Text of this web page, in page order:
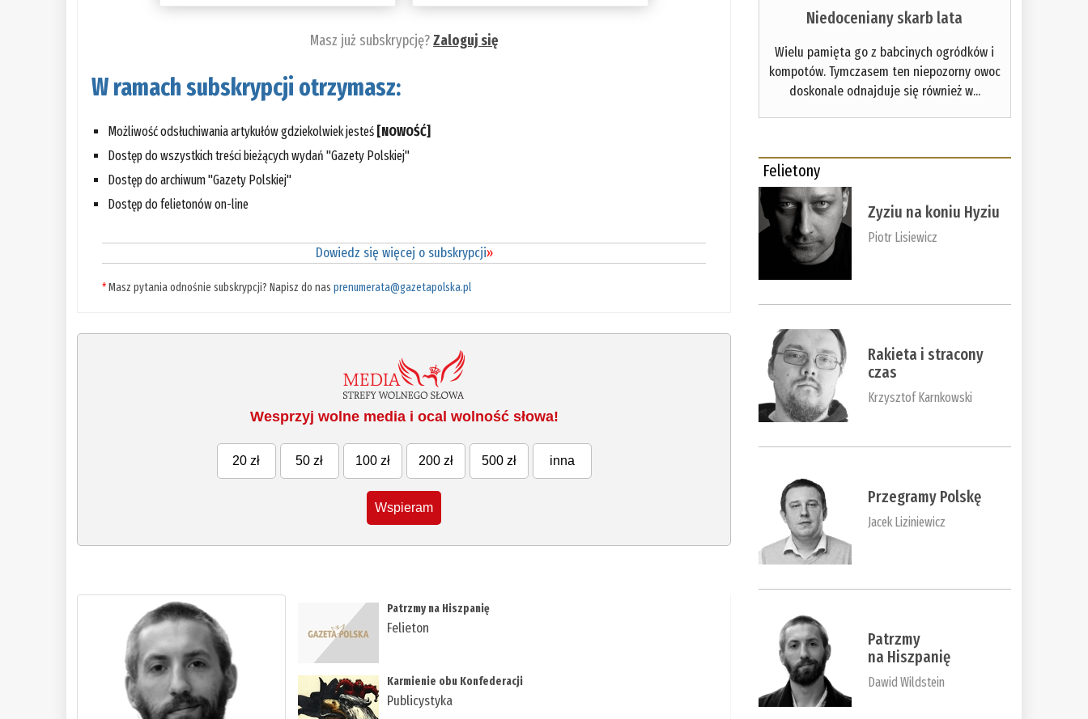
Masz już subskrypcję?Zaloguj się
W ramach subskrypcji otrzymasz:
Możliwość odsłuchiwania artykułów gdziekolwiek jesteś [NOWOŚĆ]
Dostęp do wszystkich treści bieżących wydań "Gazety Polskiej"
Dostęp do archiwum "Gazety Polskiej"
Dostęp do felietonów on-line
Dowiedz się więcej o subskrypcji»
*Masz pytania odnośnie subskrypcji? Napisz do nasprenumerata@gazetapolska.pl
Wesprzyj wolne media i ocal wolność słowa!
20 zł 50 zł 100 zł 200 zł 500 zł inna
Wspieram
Patrzmy na Hiszpanię
Felieton
Karmienie obu Konfederacji
Publicystyka
Niedoceniany skarb lata
Wielu pamięta go z babcinych ogródków i
kompotów. Tymczasem ten niepozorny owoc
doskonale odnajduje się również w...
Felietony
Zyziu na koniu Hyziu
Piotr Lisiewicz
Rakieta i stracony
czas
Krzysztof Karnkowski
Przegramy Polskę
Jacek Liziniewicz
Patrzmy
na Hiszpanię
Dawid Wildstein